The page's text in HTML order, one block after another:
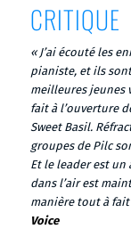
CRITIQUE
« J’ai écouté les
pianiste, et ils
meilleures jeunes
fait à l’ouverture
Sweet Basil.
groupes de Pilc
Et le leader est
dans l’air est
manière tout à fait
Voice